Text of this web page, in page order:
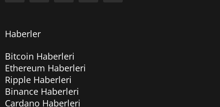
Haberler
Bitcoin Haberleri
Ethereum Haberleri
Ripple Haberleri
Binance Haberleri
Cardano Haberleri